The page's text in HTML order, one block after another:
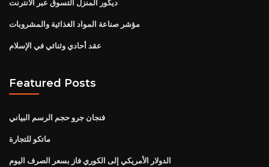
ديكور المنزل التسوق عبر الانترنت
مؤشر صناعة المواد الغذائية والمشروبات
عقد أحادي وثنائي في الإسلام
Featured Posts
فنجان جرو حجم الرسم البياني
ماتكو للتجارة
الدولار الأمريكي إلى الكوري فاز بسعر الصرف اليوم